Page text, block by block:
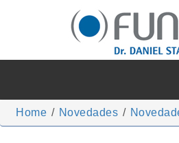
Home / Novedades /